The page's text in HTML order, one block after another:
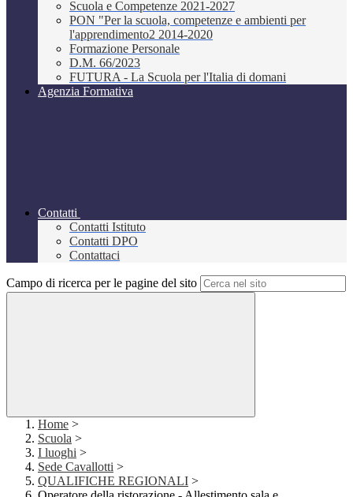
Scuola e Competenze 2021-2027
PON "Per la scuola, competenze e ambienti per
l'apprendimento2 2014-2020
Formazione Personale
D.M. 66/2023
FUTURA - La Scuola per l'Italia di domani
Agenzia Formativa
Contatti
Contatti Istituto
Contatti DPO
Contattaci
Campo di ricerca per le pagine del sito
Home >
Scuola >
I luoghi >
Sede Cavallotti >
QUALIFICHE REGIONALI >